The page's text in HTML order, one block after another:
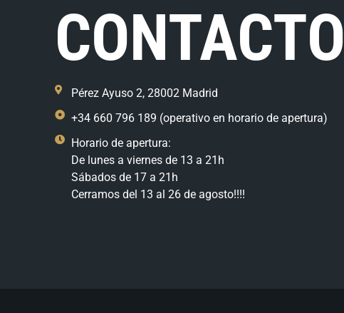
CONTACTO
Pérez Ayuso 2, 28002 Madrid
+34 660 796 189 (operativo en horario de apertura)
Horario de apertura:
De lunes a viernes de 13 a 21h
Sábados de 17 a 21h
Cerramos del 13 al 26 de agosto!!!!